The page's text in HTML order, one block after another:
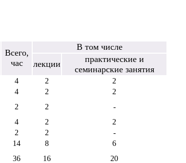
Всего,
час
В том числе
лекции
практические и
семинарские занятия
4 2
2
4 2
2
2 2
-
4 2
2
2 2
-
14 8
6
36 16 20